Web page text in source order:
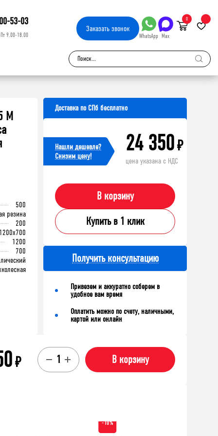
53-03
9.00-18.00
Заказатьзвонок
WhatsApp Max
0
М
500
резина
200
1200x700
1200
700
Доставка по СПб бесплатно
Нашли дешевле?
Cнизим цену!
24 350₽
цена указана с НДС
В корзину
Купить в 1 клик
Получить консультацию
Привезем и аккуратно соберем в
удобное вам время
Оплатить можно по счету, наличными,
картой или онлайн
₽ В корзину
-10%